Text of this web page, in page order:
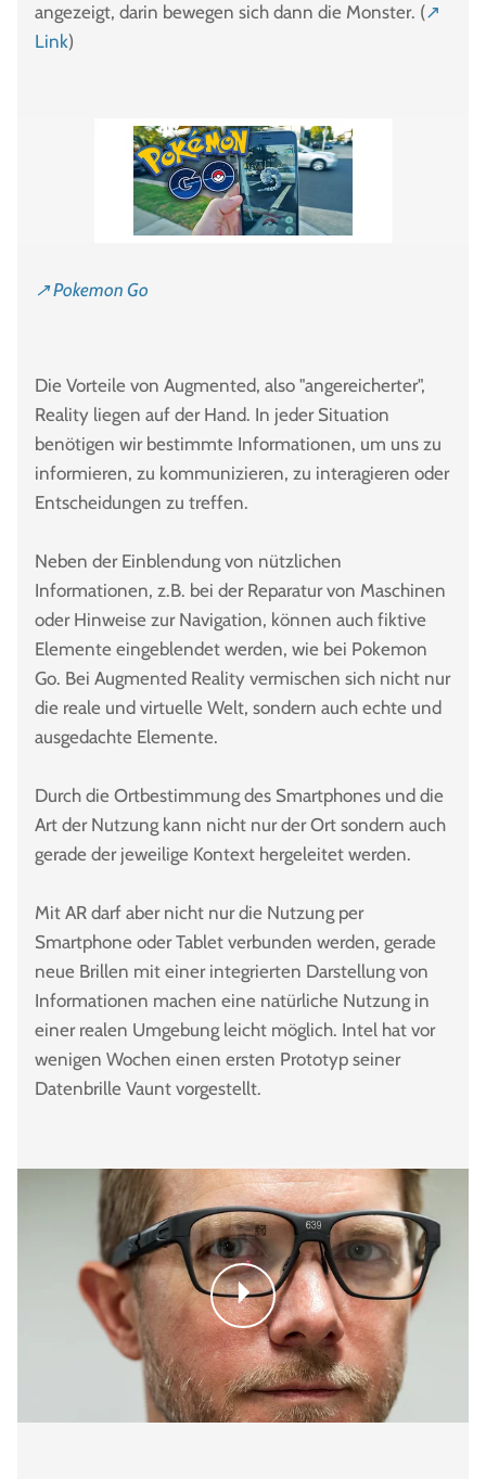
angezeigt, darin bewegen sich dann die Monster. (↗
Link)
↗ Pokemon Go
Die Vorteile von Augmented, also "angereicherter",
Reality liegen auf der Hand. In jeder Situation
benötigen wir bestimmte Informationen, um uns zu
informieren, zu kommunizieren, zu interagieren oder
Entscheidungen zu treffen.
Neben der Einblendung von nützlichen
Informationen, z.B. bei der Reparatur von Maschinen
oder Hinweise zur Navigation, können auch fiktive
Elemente eingeblendet werden, wie bei Pokemon
Go. Bei Augmented Reality vermischen sich nicht nur
die reale und virtuelle Welt, sondern auch echte und
ausgedachte Elemente.
Durch die Ortbestimmung des Smartphones und die
Art der Nutzung kann nicht nur der Ort sondern auch
gerade der jeweilige Kontext hergeleitet werden.
Mit AR darf aber nicht nur die Nutzung per
Smartphone oder Tablet verbunden werden, gerade
neue Brillen mit einer integrierten Darstellung von
Informationen machen eine natürliche Nutzung in
einer realen Umgebung leicht möglich. Intel hat vor
wenigen Wochen einen ersten Prototyp seiner
Datenbrille Vaunt vorgestellt.